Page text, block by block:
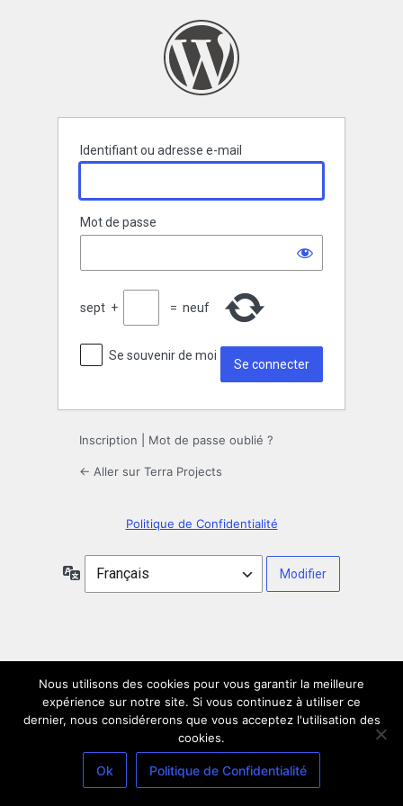
Identifiant ou adresse e-mail
Mot de passe
sept + = neuf
Se souvenir de moi
Inscription Mot de passe oublié ?
← Aller sur Terra Projects
Politique de Confidentialité
Langue
Nous utilisons des cookies pour vous garantir la meilleure
expérience sur notre site. Si vous continuez à utiliser ce
dernier, nous considérerons que vous acceptez l'utilisation des
cookies.
Ok Politique de Confidentialité